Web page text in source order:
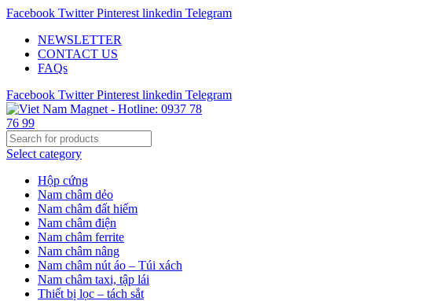
Facebook Twitter Pinterest linkedin Telegram
NEWSLETTER
CONTACT US
FAQs
Facebook Twitter Pinterest linkedin Telegram
Select category
Hộp cứng
Nam châm dẻo
Nam châm đất hiếm
Nam châm điện
Nam châm ferrite
Nam châm nâng
Nam châm nút áo – Túi xách
Nam châm taxi, tập lái
Thiết bị lọc – tách sắt